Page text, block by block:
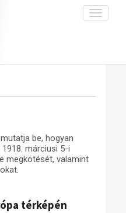
Toggle
megszilárdulása
(feltöltés alatt)
be, hogyan
márciusi 5-i
megkötését, valamint
térképén